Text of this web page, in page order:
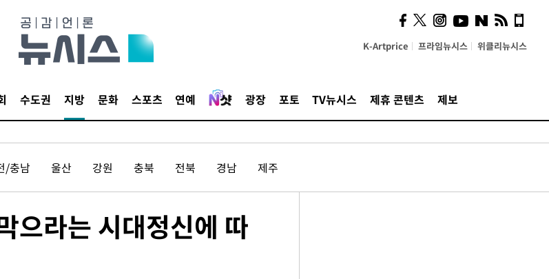
K-Artprice 프라임뉴시스 위클리뉴시스
수도권 지방 문화 스포츠 연예 광장 포토 TV뉴시스 제휴 콘텐츠 제보
/충남 울산 강원 충북 전북 경남 제주
으라는 시대정신에 따